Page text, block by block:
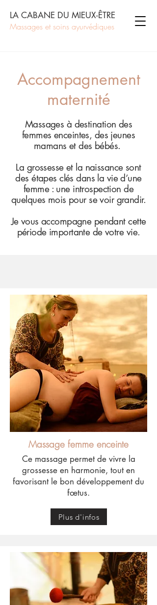
LA CABANE DU MIEUX-ÊTRE
Massages et soins ayurvédiques
Accompagnement
maternité
Massages à destination des
femmes enceintes, des jeunes
mamans et des bébés.
La grossesse et la naissance sont
des étapes clés dans la vie d’une
femme : une introspection de
quelques mois pour se voir grandir.
Je vous accompagne pendant cette
période importante de votre vie.
Massage femme enceinte
Ce massage permet de vivre la
grossesse en harmonie, tout en
favorisant le bon développement du
fœtus.
Plus d'infos